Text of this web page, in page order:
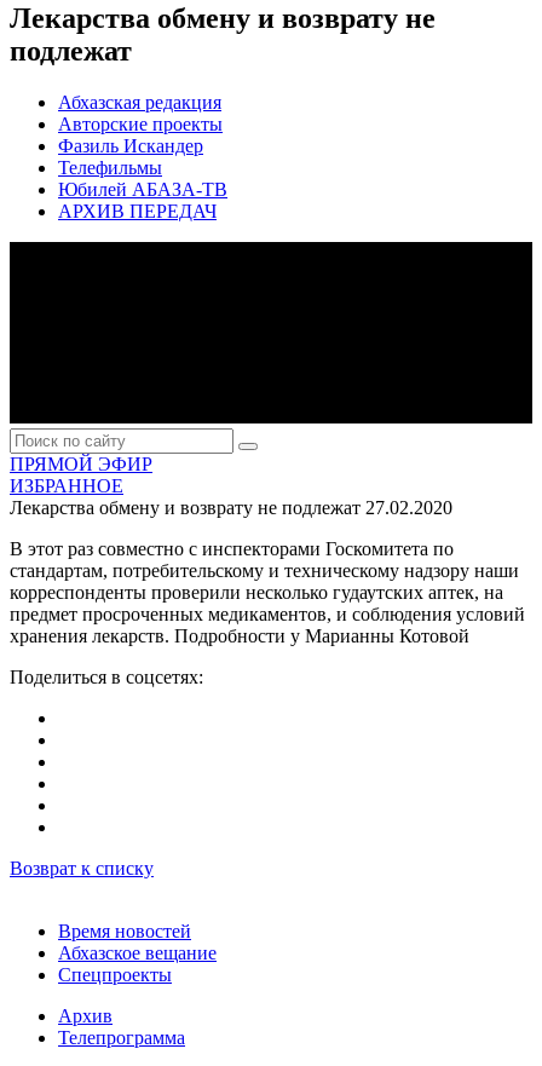
Лекарства обмену и возврату не
подлежат
Абхазская редакция
Авторские проекты
Фазиль Искандер
Телефильмы
Юбилей АБАЗА-ТВ
АРХИВ ПЕРЕДАЧ
ПРЯМОЙ ЭФИР
ИЗБРАННОЕ
Лекарства обмену и возврату не подлежат 27.02.2020
В этот раз совместно с инспекторами Госкомитета по
стандартам, потребительскому и техническому надзору наши
корреспонденты проверили несколько гудаутских аптек, на
предмет просроченных медикаментов, и соблюдения условий
хранения лекарств. Подробности у Марианны Котовой
Поделиться в соцсетях:
Возврат к списку
Время новостей
Абхазское вещание
Спецпроекты
Архив
Телепрограмма